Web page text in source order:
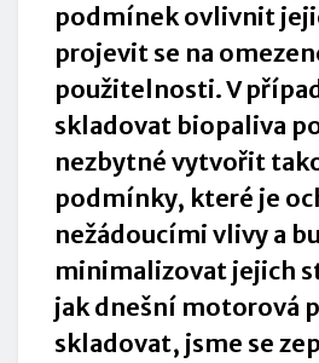
podmínek ovlivnit
projevit se na
použitelnosti. V
skladovat biopaliva
nezbytné vytvořit
podmínky, které je
nežádoucími vlivy a
minimalizovat jejich
jak dnešní motorová
skladovat, jsme se